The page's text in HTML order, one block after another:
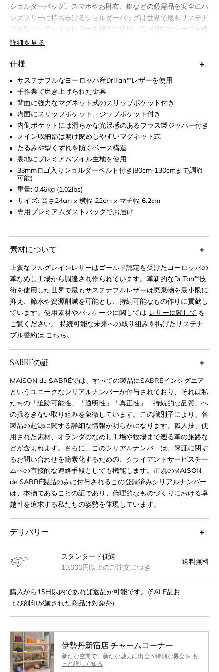
ショルダーバッグ。スマホやお財布、鍵などの必需品を安全にハ
ンズフリーに持ち歩けるショルダーバッグは世界で最もサステナ
ブルなフルグレインレザーを贅沢に使用。三日月型のカーブが優
しく身体にフィットし、太めのショルダーベルトが肩への負担を
頓に便利な3つの内ポケットと外ポケット付き。メイン収納部に
歩けるから仕事を忘れてゆっくりしたい休日に最適。
詳細を見る
仕様
サステナブルなヨーロッパ産DriTan™レザーを使用
手作業で磨き上げられた金具
背面に強力なマグネット式のスリップポケット付き
内面にスリップポケット、ジップポケット付き
内側ポケットには滑らかな光沢感のあるブラス製ジッパー付き
メイン収納部は開け閉めしやすいマグネット式
たるみや型くずれを防ぐベース構造
裏地にプレミアムツイル生地を使用
38mmロゴ入りショルダーベルト付き(80cm-130cmまで調節
可能)
重量: 0.46kg (1.02lbs)
サイズ: 高さ24cm x 横幅 22cm x マチ幅 6.2cm
専用プレミアムダストバッグでお届け
素材について
上質なフルグレインレザーはゴールド認定を受けたヨーロッパの
革なめし工場から調達され作られています。革新的なDriTan™技
術を使用した世界で最もサステナブルレザーは廃棄物を最小限に
抑え、節水や資源削減を可能とし、持続可能なもの作りに貢献し
ています。使用素材やパッケージに関しては レザーに関して を
ご覧ください。 持続可能な未来への取り組みを掲げたサステナ
ブル誓約は こちら。
SABRÉの証
MAISON de SABRÉでは、すべての製品にSABRÉインシグニア
というユニークなシリアルナンバーが付与されており、それは私
たちの「追跡可能性」「透明性」「真正性」「持続的な品質」へ
の揺るぎない取り組みを象徴しています。この識別子により、各
製品の起源に関する詳細な情報が明らかになります。職人技、使
用された素材、オランダのなめし工場や牧場まで遡る革の旅路な
どが含まれます。さらに、このシリアルナンバーは、保証に関す
るお問い合わせを簡素化するための、クライアントサービスチー
ムへの直接的な連絡手段としても機能します。正規のMAISON
de SABRÉ製品のみに付与されるこの登録済みシリアルナンバー
は、本物であることの証であり、倫理的なものづくりにおける卓
越性を追求する私たちの姿勢を体現しています。
デリバリー
スタンダード便送
10,000円以上のご注文につき
送料無料
購入から15日以内であれば返品が可能です。(SALE品お
よび刻印が施された商品は対象外)
伊勢丹新宿店 チャームコーナー
新たな空間で、新たな魅力に出会う特別な機会を も
っと詳しく知る